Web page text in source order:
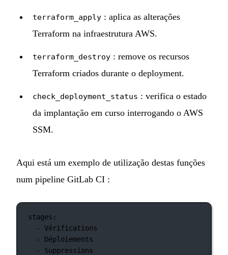
terraform_apply : aplica as alterações
Terraform na infraestrutura AWS.
terraform_destroy : remove os recursos
Terraform criados durante o deployment.
check_deployment_status : verifica o estado
da implantação em curso interrogando o AWS
SSM.
Aqui está um exemplo de utilização destas funções
num pipeline GitLab CI :
stages :
- Vérifications
- Déploiements
- Suppressions